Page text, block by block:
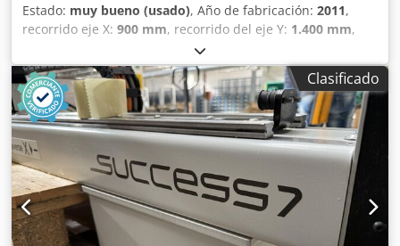
Estado: muy bueno (usado), Año de fabricación: 2011,
recorrido eje X: 900 mm, recorrido del eje Y: 1.400 mm,
2.800 mm, peso total:
Equipamiento:documentación / manual, Número de ejes:
3 Alcance: 2800 mm Carga útil: 15 kg X - 900 mm Y - 1400
mm Dcodpfxexn Rg Us Apbsk Z - 2800 mm C - 90°
Clasificado